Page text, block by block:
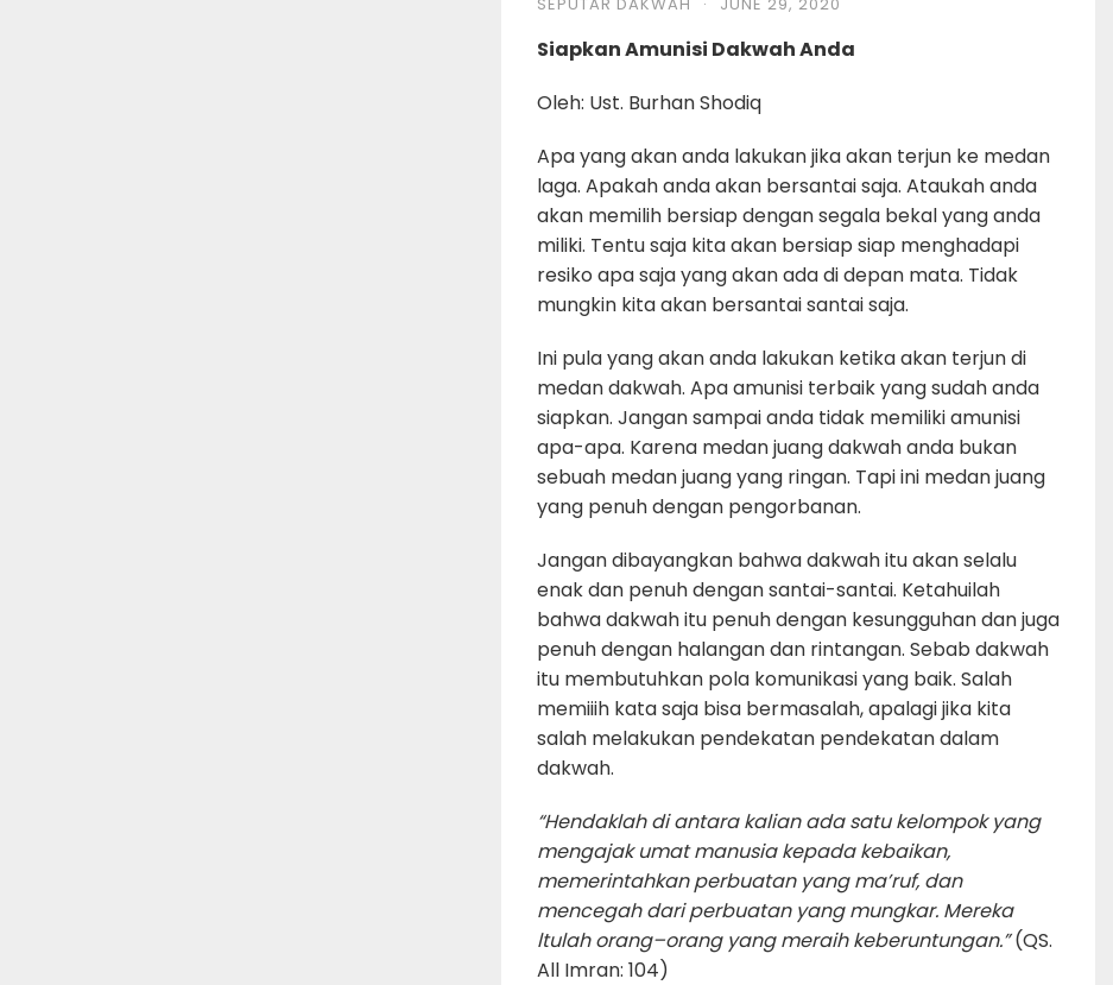
Siapkan Amunisi Dakwah Anda
Oleh: Ust. Burhan Shodiq
Apa yang akan anda lakukan jika akan terjun ke medan
laga. Apakah anda akan bersantai saja. Ataukah anda
akan memilih bersiap dengan segala bekal yang anda
miliki. Tentu saja kita akan bersiap siap menghadapi
resiko apa saja yang akan ada di depan mata. Tidak
mungkin kita akan bersantai santai saja.
Ini pula yang akan anda lakukan ketika akan terjun di
medan dakwah. Apa amunisi terbaik yang sudah anda
siapkan. Jangan sampai anda tidak memiliki amunisi
apa-apa. Karena medan juang dakwah anda bukan
sebuah medan juang yang ringan. Tapi ini medan juang
yang penuh dengan pengorbanan.
Jangan dibayangkan bahwa dakwah itu akan selalu
enak dan penuh dengan santai-santai. Ketahuilah
bahwa dakwah itu penuh dengan kesungguhan dan juga
penuh dengan halangan dan rintangan. Sebab dakwah
itu membutuhkan pola komunikasi yang baik. Salah
memiiih kata saja bisa bermasalah, apalagi jika kita
salah melakukan pendekatan pendekatan dalam
dakwah.
“Hendaklah di antara kalian ada satu kelompok yang
mengajak umat manusiakepada kebaikan,
memerintahkan perbuatan yang ma’ruf, dan
mencegah dari perbuatan yang mungkar. Mereka
ltulah orang–orang yang meraih keberuntungan.” (QS.
All Imran: 104)